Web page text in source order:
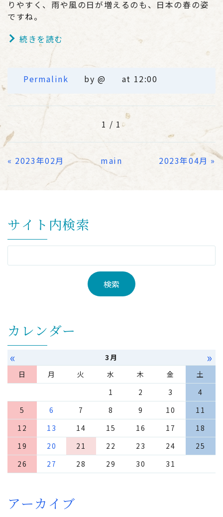
りやすく、雨や風の日が増えるのも、日本の春の姿
ですね。
続きを読む
Permalink by @ at 12:00
1 / 1
« 2023年02月 main 2023年04月 »
サイト内検索
カレンダー
« 3月 »
日 月 火 水 木 金
土
1
2 3
4
5
6 7 8 9 10
11
12
13 14 15 16 17
18
19
20 21 22 23 24
25
26
27 28 29 30 31
アーカイブ